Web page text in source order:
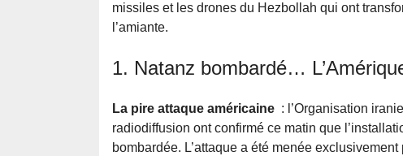
missiles et les drones du Hezbollah qui ont
l’amiante.
1. Natanz bombardé…
La pire attaque américaine : l’Organisation
radiodiffusion ont confirmé ce matin que
bombardée. L’attaque a été menée